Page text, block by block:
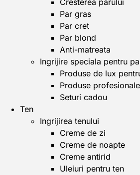
Cresterea parului
Par gras
Par cret
Par blond
Anti-matreata
Ingrijire speciala pentru
Produse de lux
Produse
Seturi cadou
Ten
Ingrijirea tenului
Creme de zi
Creme de noapte
Creme antirid
Uleiuri pentru ten